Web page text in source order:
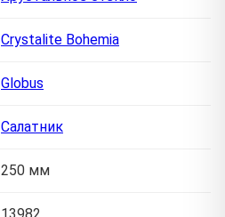
Crystalite Bohemia
Globus
Салатник
250 мм